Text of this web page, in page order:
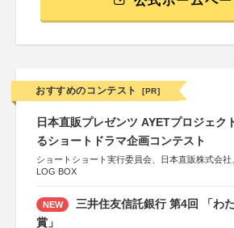
おすすめのコンテスト [PR]
日本直販プレゼンツ AYETプロジェク
るショートドラマ企画コンテスト
ショートショート実行委員会、日本直販株式会社
LOG BOX
NEW
三井住友信託銀行 第4回 「わ
賞」